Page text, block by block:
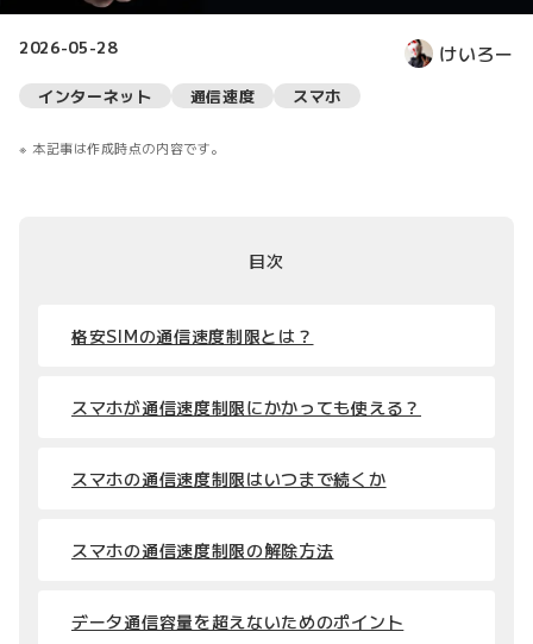
2026-05-28 けいろー
インターネット 通信速度 スマホ
本記事は作成時点の内容です。
目次
格安SIMの通信速度制限とは？
スマホが通信速度制限にかかっても使える？
スマホの通信速度制限はいつまで続くか
スマホの通信速度制限の解除方法
データ通信容量を超えないためのポイント